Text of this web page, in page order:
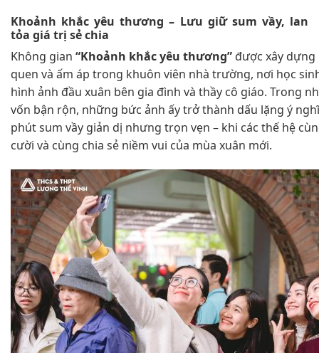
Khoảnh khắc yêu thương – Lưu giữ sum vầy, lan
tỏa giá trị sẻ chia
Không gian “Khoảnh khắc yêu thương” được xây
quen và ấm áp trong khuôn viên nhà trường, nơi học
hình ảnh đầu xuân bên gia đình và thầy cô giáo. Trong
vốn bận rộn, những bức ảnh ấy trở thành dấu lặng ý
phút sum vầy giản dị nhưng trọn vẹn – khi các thế hệ
cười và cùng chia sẻ niềm vui của mùa xuân mới.